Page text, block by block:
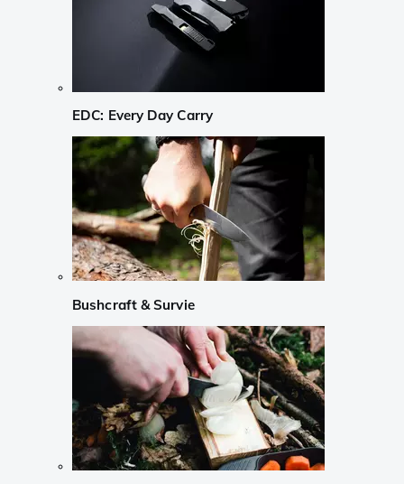
EDC: Every Day Carry
Bushcraft & Survie